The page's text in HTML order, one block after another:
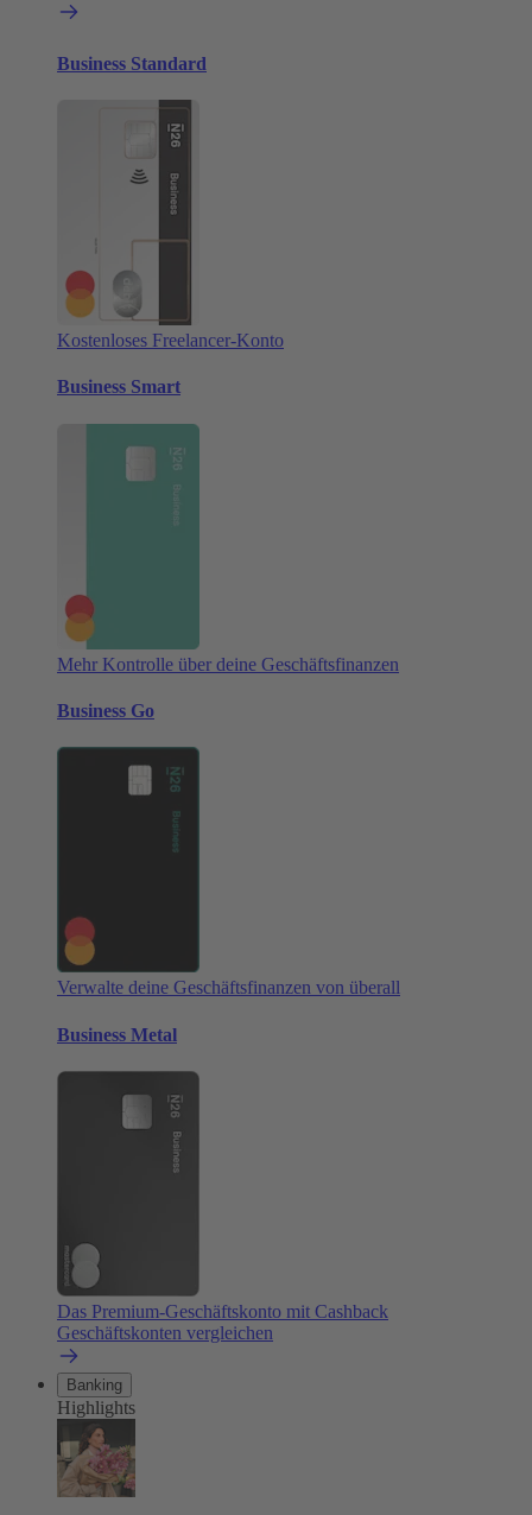
Business Standard
Kostenloses Freelancer-Konto
Business Smart
Mehr Kontrolle über deine Geschäftsfinanzen
Business Go
Verwalte deine Geschäftsfinanzen von überall
Business Metal
Das Premium-Geschäftskonto mit Cashback
Geschäftskonten vergleichen
Banking
Highlights